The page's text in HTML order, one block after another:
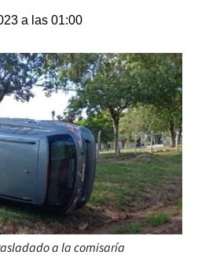
a las 01:00
a la comisaría